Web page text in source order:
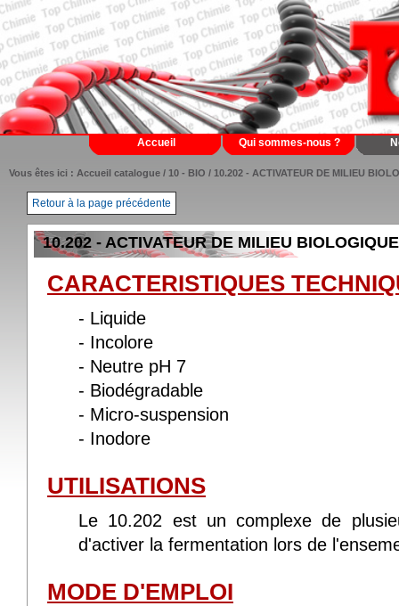
Accueil Qui sommes-nous ?
Vous êtes ici : Accueil catalogue / 10 - BIO / 10.202 - ACTIVATEUR DE MILIEU
Retour à la page précédente
10.202 - ACTIVATEUR DE MILIEU BIOLOGIQUE
CARACTERISTIQUES
- Liquide
- Incolore
- Neutre pH 7
- Biodégradable
- Micro-suspension
- Inodore
UTILISATIONS
Le 10.202 est un complexe de
d'activer la fermentation lors de
MODE D'EMPLOI